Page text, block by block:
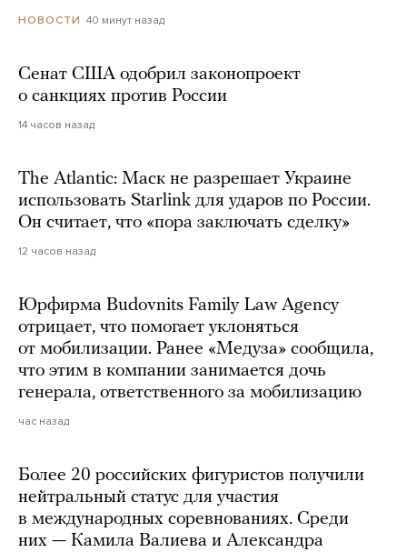
НОВОСТИ 40 минут назад
Сенат США одобрил законопроект
о санкциях против России
14 часов назад
The Atlantic: Маск не разрешает Украине
использовать Starlink для ударов по России.
Он считает, что «пора заключать сделку»
12 часов назад
Юрфирма Budovnits Family Law Agency
отрицает, что помогает уклоняться
от мобилизации. Ранее «Медуза» сообщила,
что этим в компании занимается дочь
генерала, ответственного за мобилизацию
час назад
Более 20 российских фигуристов получили
нейтральный статус для участия
в международных соревнованиях. Среди
них — Камила Валиева и Александра